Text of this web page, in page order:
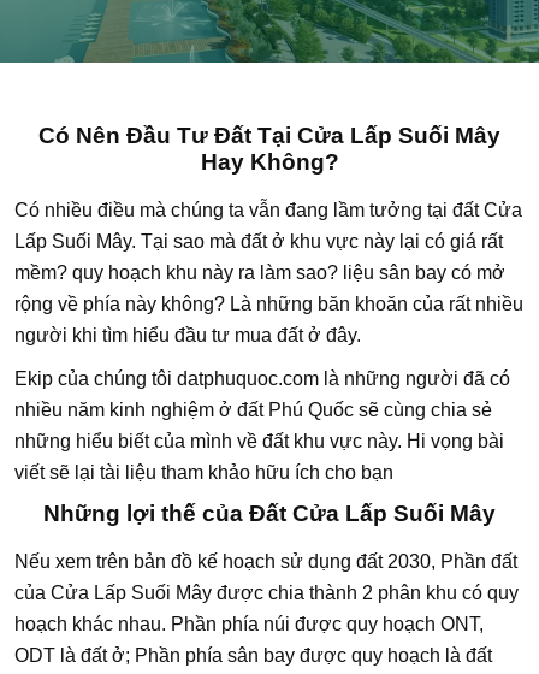
Có Nên Đầu Tư Đất Tại Cửa Lấp Suối Mây
Hay Không?
Có nhiều điều mà chúng ta vẫn đang lầm tưởng tại đất Cửa
Lấp Suối Mây. Tại sao mà đất ở khu vực này lại có giá rất
mềm? quy hoạch khu này ra làm sao? liệu sân bay có mở
rộng về phía này không? Là những băn khoăn của rất nhiều
người khi tìm hiểu đầu tư mua đất ở đây.
Ekip của chúng tôi datphuquoc.com là những người đã có
nhiều năm kinh nghiệm ở đất Phú Quốc sẽ cùng chia sẻ
những hiểu biết của mình về đất khu vực này. Hi vọng bài
viết sẽ lại tài liệu tham khảo hữu ích cho bạn
Những lợi thế của Đất Cửa Lấp Suối Mây
Nếu xem trên bản đồ kế hoạch sử dụng đất 2030, Phần đất
của Cửa Lấp Suối Mây được chia thành 2 phân khu có quy
hoạch khác nhau. Phần phía núi được quy hoạch ONT,
ODT là đất ở; Phần phía sân bay được quy hoạch là đất